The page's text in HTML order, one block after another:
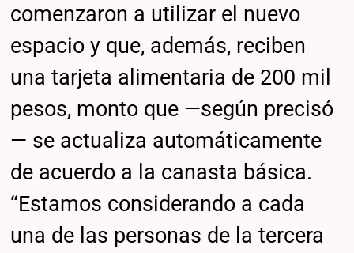
comenzaron a utilizar el nuevo
espacio y que, además, reciben
una tarjeta alimentaria de 200 mil
pesos, monto que —según precisó
— se actualiza automáticamente
de acuerdo a la canasta básica.
“Estamos considerando a cada
una de las personas de la tercera